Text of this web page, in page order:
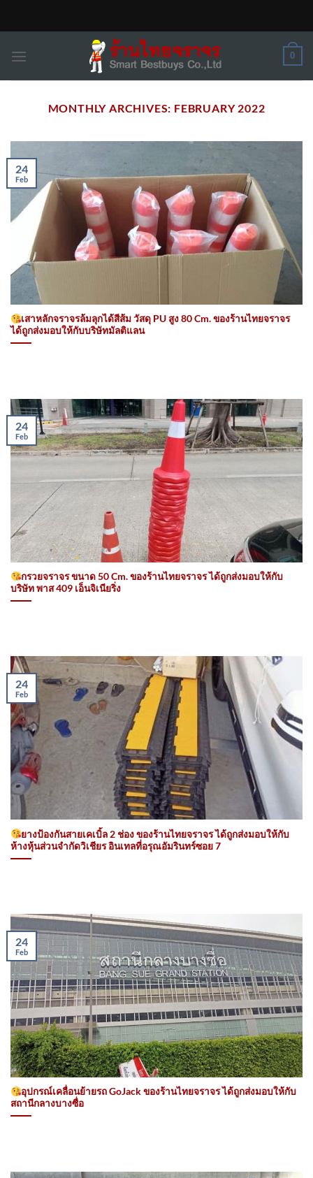
0
MONTHLY ARCHIVES: FEBRUARY 2022
เสาหลักจราจรล้มลุกได้สีส้ม วัสดุ PU สูง 80 Cm. ของร้านไทยจราจร
ได้ถูกส่งมอบให้กับบริษัทมัลติแลน
24
Feb
กรวยจราจร ขนาด 50 Cm. ของร้านไทยจราจร ได้ถูกส่งมอบให้กับ
บริษัท พาส 409 เอ็นจิเนียริ่ง
24
Feb
ยางป้องกันสายเคเบิ้ล 2 ช่อง ของร้านไทยจราจร ได้ถูกส่งมอบให้กับ
ห้างหุ้นส่วนจำกัดวิเชียร อินเทลที่อรุณอัมรินทร์ซอย 7
24
Feb
อุปกรณ์เคลื่อนย้ายรถ GoJack ของร้านไทยจราจร ได้ถูกส่งมอบให้กับ
สถานีกลางบางซื่อ
24
Feb